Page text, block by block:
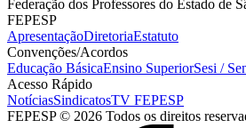
Federação dos Professores do Estado de
FEPESP
ApresentaçãoDiretoriaEstatuto
Convenções/Acordos
Educação BásicaEnsino SuperiorSesi /
Acesso Rápido
NotíciasSindicatosTV FEPESP
FEPESP © 2026 Todos os direitos